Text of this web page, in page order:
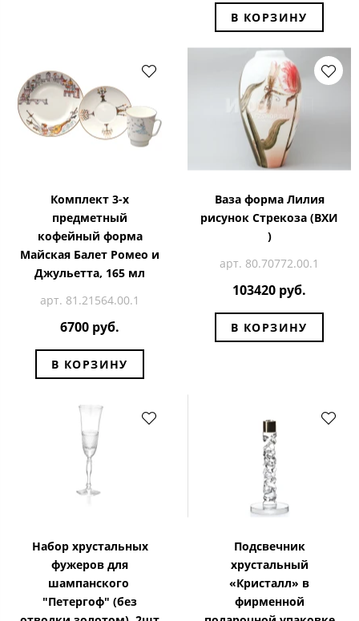
В КОРЗИНУ
Комплект 3-х
предметный
кофейный форма
Майская Балет Ромео и
Джульетта, 165 мл
арт. 81.21564.00.1
6700 руб.
В КОРЗИНУ
Ваза форма Лилия
рисунок Стрекоза (ВХИ
)
арт. 80.70772.00.1
103420 руб.
В КОРЗИНУ
Набор хрустальных
фужеров для
шампанского
"Петергоф" (без
Подсвечник
хрустальный
«Кристалл» в
фирменной